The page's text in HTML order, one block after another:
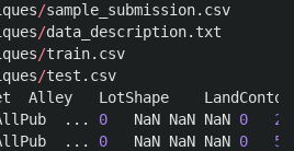
/sample_submission. csv
/data_description. txt
/train. csv
/test . csv
Alley LotShape LandContour
... 0 NaN NaN NaN 0 2
... 0 NaN NaN NaN 0 5